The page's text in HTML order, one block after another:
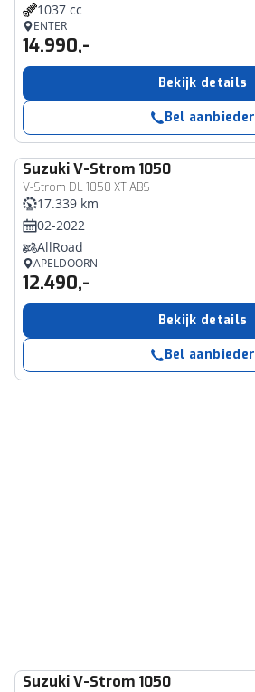
1037 cc
ENTER
14.990,-
Bekijk details
Bel aanbieder
SuzukiV-Strom 1050
V-Strom DL 1050 XT ABS
17.339 km
02-2022
AllRoad
APELDOORN
12.490,-
Bekijk details
Bel aanbieder
SuzukiV-Strom 1050